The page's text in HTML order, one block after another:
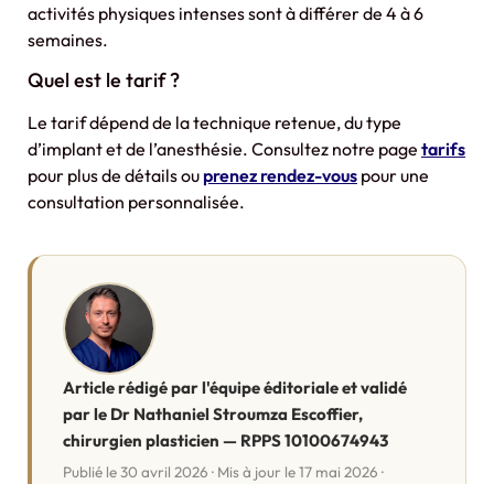
activités physiques intenses sont à différer de 4 à 6
semaines.
Quel est le tarif ?
Le tarif dépend de la technique retenue, du type
d’implant et de l’anesthésie. Consultez notre page tarifs
pour plus de détails ou prenez rendez-vous pour une
consultation personnalisée.
Article rédigé par l'équipe éditoriale et validé
par le Dr Nathaniel Stroumza Escoffier,
chirurgien plasticien — RPPS 10100674943
Publié le 30 avril 2026 · Mis à jour le 17 mai 2026 ·